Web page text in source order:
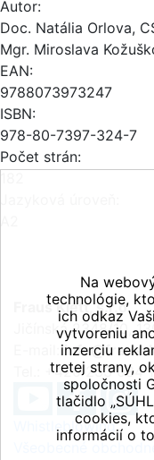
Autor:
Doc. Natália Orlova,
Mgr. Miroslava
EAN:
9788073973247
ISBN:
978-80-7397-324-7
Počet strán:
Fraus Klett, s.r.o.
Jičínská 2348/10,
E-mail:info@fraus-
Tel.: +420 233 084
Whistleblowing
Všeobecné
Na
technológie,
ich odkaz
vytvoreniu
inzerciu
tretej strany,
spoločnosti
tlačidlo
cookies,
informácií o